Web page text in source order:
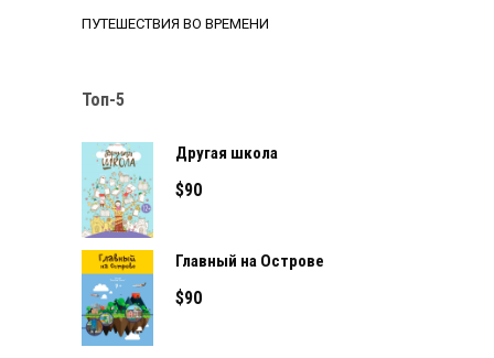
ПУТЕШЕСТВИЯ ВО ВРЕМЕНИ
Топ-5
Другая школа
$90
Главный на Острове
$90